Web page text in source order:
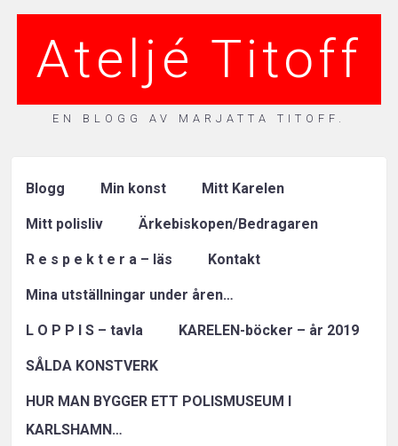
Ateljé Titoff
EN BLOGG AV MARJATTA TITOFF.
Blogg Min konst Mitt Karelen
Mitt polisliv Ärkebiskopen/Bedragaren
R e s p e k t e r a – läs Kontakt
Mina utställningar under åren…
L O P P I S – tavla KARELEN-böcker – år 2019
SÅLDA KONSTVERK
HUR MAN BYGGER ETT POLISMUSEUM I
KARLSHAMN…